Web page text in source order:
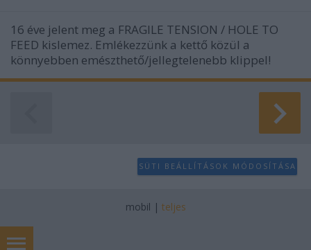
16 éve jelent meg a FRAGILE TENSION / HOLE TO
FEED kislemez. Emlékezzünk a kettő közül a
könnyebben emészthető/jellegtelenebb klippel!
SÜTI BEÁLLÍTÁSOK MÓDOSÍTÁSA
mobil | teljes